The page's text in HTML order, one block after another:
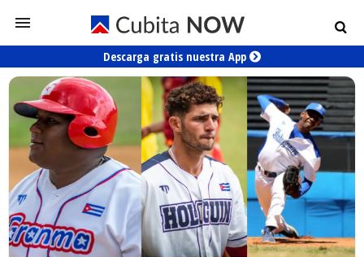
Descarga gratis nuestra App